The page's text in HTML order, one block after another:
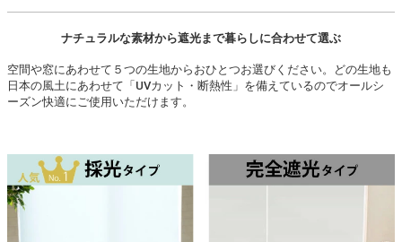
ナチュラルな素材から遮光まで暮らしに合わせて選ぶ
空間や窓にあわせて５つの生地からおひとつお選びください。どの生地も
日本の風土にあわせて「UVカット・断熱性」を備えているのでオールシ
ーズン快適にご使用いただけます。